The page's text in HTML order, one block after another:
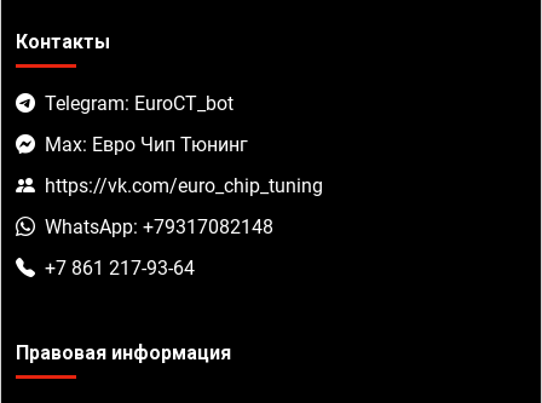
Контакты
Telegram: EuroCT_bot
Max: Евро Чип Тюнинг
https://vk.com/euro_chip_tuning
WhatsApp: +79317082148
+7 861 217-93-64
Правовая информация